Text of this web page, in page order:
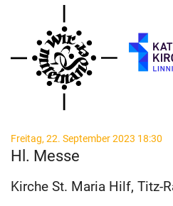
Zum Inhalt springen
Freitag, 22. September 2023 18:30
Hl. Messe
Kirche St. Maria Hilf, Titz-